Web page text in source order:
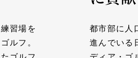
習場を
ルフ。
都市部に人
進んでいる